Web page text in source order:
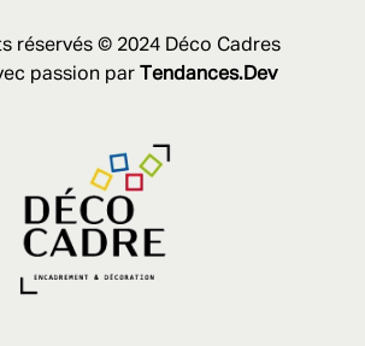
réservés © 2024 Déco Cadres
passion par
Tendances.Dev